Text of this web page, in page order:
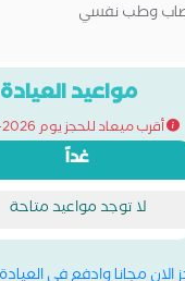
وطب نفسي
مواعيد العيادة
أقرب ميعاد للحجز يوم 2026-08-10
غداً
لا توجد مواعيد متاحة